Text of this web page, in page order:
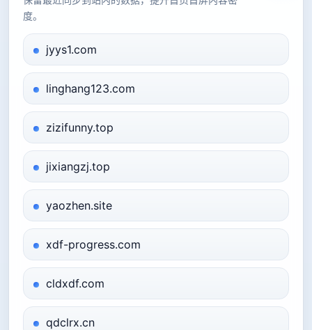
度。
jyys1.com
linghang123.com
zizifunny.top
jixiangzj.top
yaozhen.site
xdf-progress.com
cldxdf.com
qdclrx.cn